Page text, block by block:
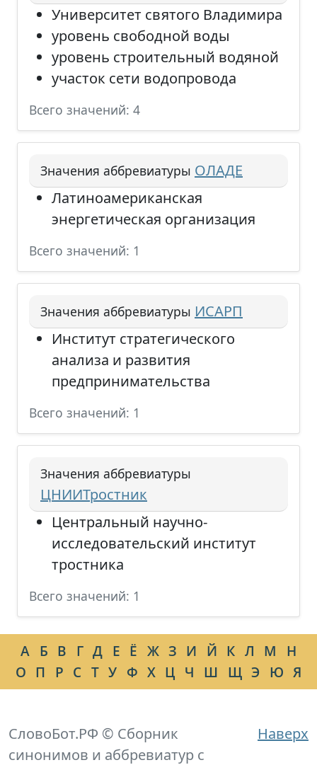
Университет святого Владимира
уровень свободной воды
уровень строительный водяной
участок сети водопровода
Всего значений: 4
Значения аббревиатуры ОЛАДЕ
Латиноамериканская
энергетическая организация
Всего значений: 1
Значения аббревиатуры ИСАРП
Институт стратегического
анализа и развития
предпринимательства
Всего значений: 1
Значения аббревиатуры
ЦНИИТростник
Центральный научно-
исследовательский институт
тростника
Всего значений: 1
А Б В Г Д Е Ё Ж З И Й К Л М
Н
О П Р С Т У Ф Х Ц Ч Ш Щ Э Ю Я
Наверх
СловоБот.РФ © Сборник
синонимов и аббревиатур с